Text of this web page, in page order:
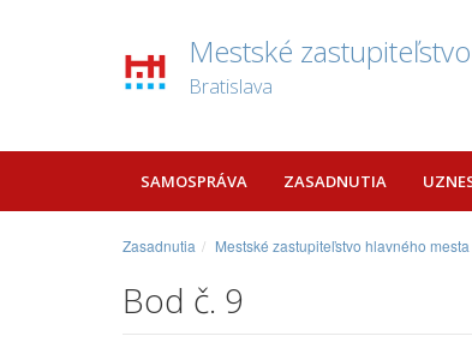
Mestské zastupiteľstvo
Bratislava
SAMOSPRÁVA ZASADNUTIA
Zasadnutia Mestské zastupiteľstvo hlavného
Bod č. 9